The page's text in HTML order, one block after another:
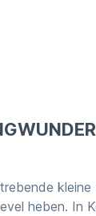
heben. In